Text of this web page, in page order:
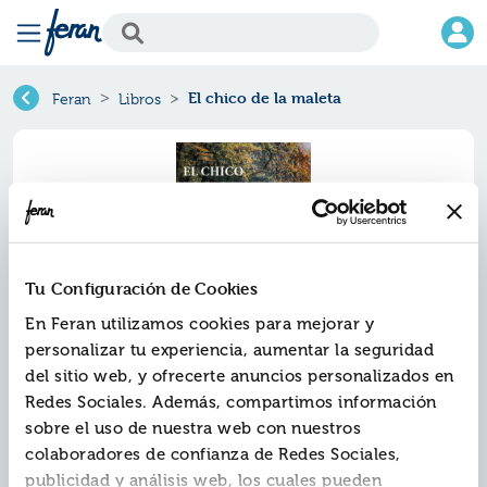
Tu Configuración de Cookies
En Feran utilizamos cookies para mejorar y
personalizar tu experiencia, aumentar la seguridad
del sitio web, y ofrecerte anuncios personalizados en
Redes Sociales. Además, compartimos información
sobre el uso de nuestra web con nuestros
colaboradores de confianza de Redes Sociales,
publicidad y análisis web, los cuales pueden
Feran Libros El chico de la maleta
El chico de la maleta
Ref.ZZZ-2667493
ISBN:9788412667493